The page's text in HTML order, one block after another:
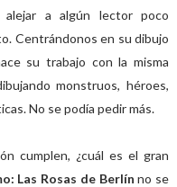
alejar a algún lector poco
Centrándonos en su dibujo
su trabajo con la misma
monstruos, héroes,
No se podía pedir más.
cumplen, ¿cuál es el gran
Las Rosas de Berlín no se